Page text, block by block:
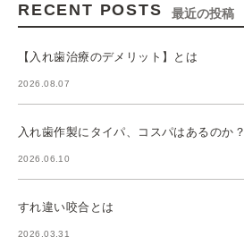
RECENT POSTS 最近の投稿
【入れ歯治療のデメリット】とは
2026.08.07
入れ歯作製にタイパ、コスパはあるのか？
2026.06.10
すれ違い咬合とは
2026.03.31